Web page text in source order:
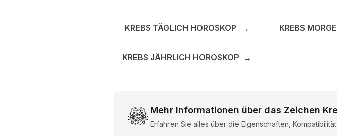
KREBS TÄGLICH HOROSKOP → KREBS
KREBS JÄHRLICH HOROSKOP →
Mehr Informationen über das Zeichen
Erfahren Sie alles über die Eigenschaften,